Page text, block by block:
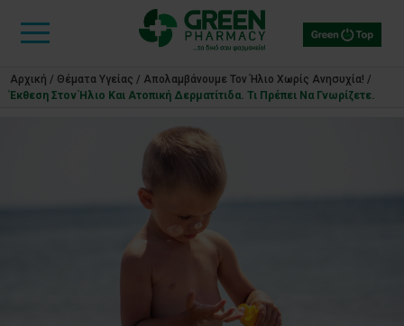
Αρχική / Θέματα Υγείας / Απολαμβάνουμε Τον Ήλιο Χωρίς Ανησυχία! /
Έκθεση Στον Ήλιο Και Ατοπική Δερματίτιδα. Τι Πρέπει Να Γνωρίζετε.